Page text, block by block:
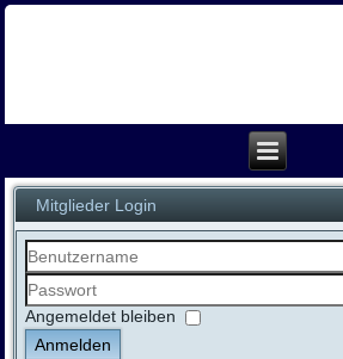
Mitglieder Login
Benutzername
Passwort
Angemeldet bleiben
Anmelden